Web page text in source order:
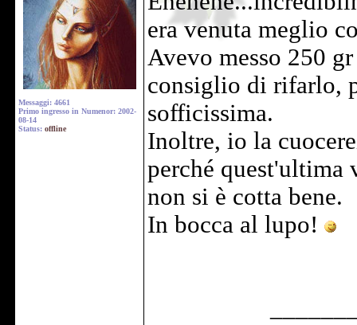
Messaggi: 4661
Primo ingresso in Numenor: 2002-
08-14
Status: offline
era venuta meglio
Avevo messo 250
consiglio di rifarlo,
sofficissima.
Inoltre, io la
perché quest'ultima
non si è cotta bene.
In bocca al lupo!